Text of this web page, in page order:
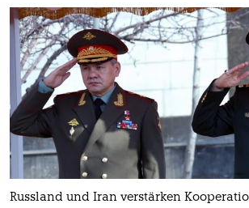
Russland und Iran verstärken